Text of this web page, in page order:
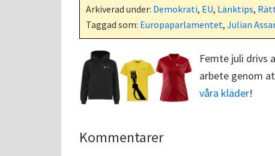
Arkiverad under: Demokrati, EU, Länktips,
Taggad som: Europaparlamentet, Julian
Femte juli drivs
arbete genom
våra kläder!
Läsarkommentarer
Kommentarer